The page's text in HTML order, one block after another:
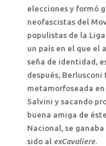
elecciones y formó
neofascistas del
populistas de la
un país en el que el
seña de identidad,
después,
metamorfoseada
Salvini y sacando
buena amiga de
Nacional, se
sido alexCavaliere.